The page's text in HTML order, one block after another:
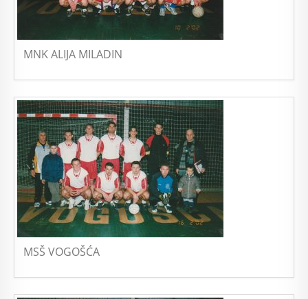
MNK ALIJA MILADIN
MSŠ VOGOŠĆA